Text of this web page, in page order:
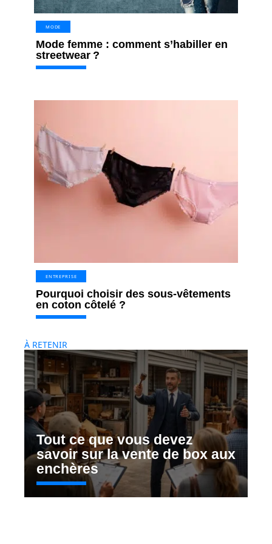
MODE
Mode femme : comment s’habiller en
streetwear ?
ENTREPRISE
Pourquoi choisir des sous-vêtements
en coton côtelé ?
À RETENIR
Tout ce que vous devez
savoir sur la vente de box aux
enchères